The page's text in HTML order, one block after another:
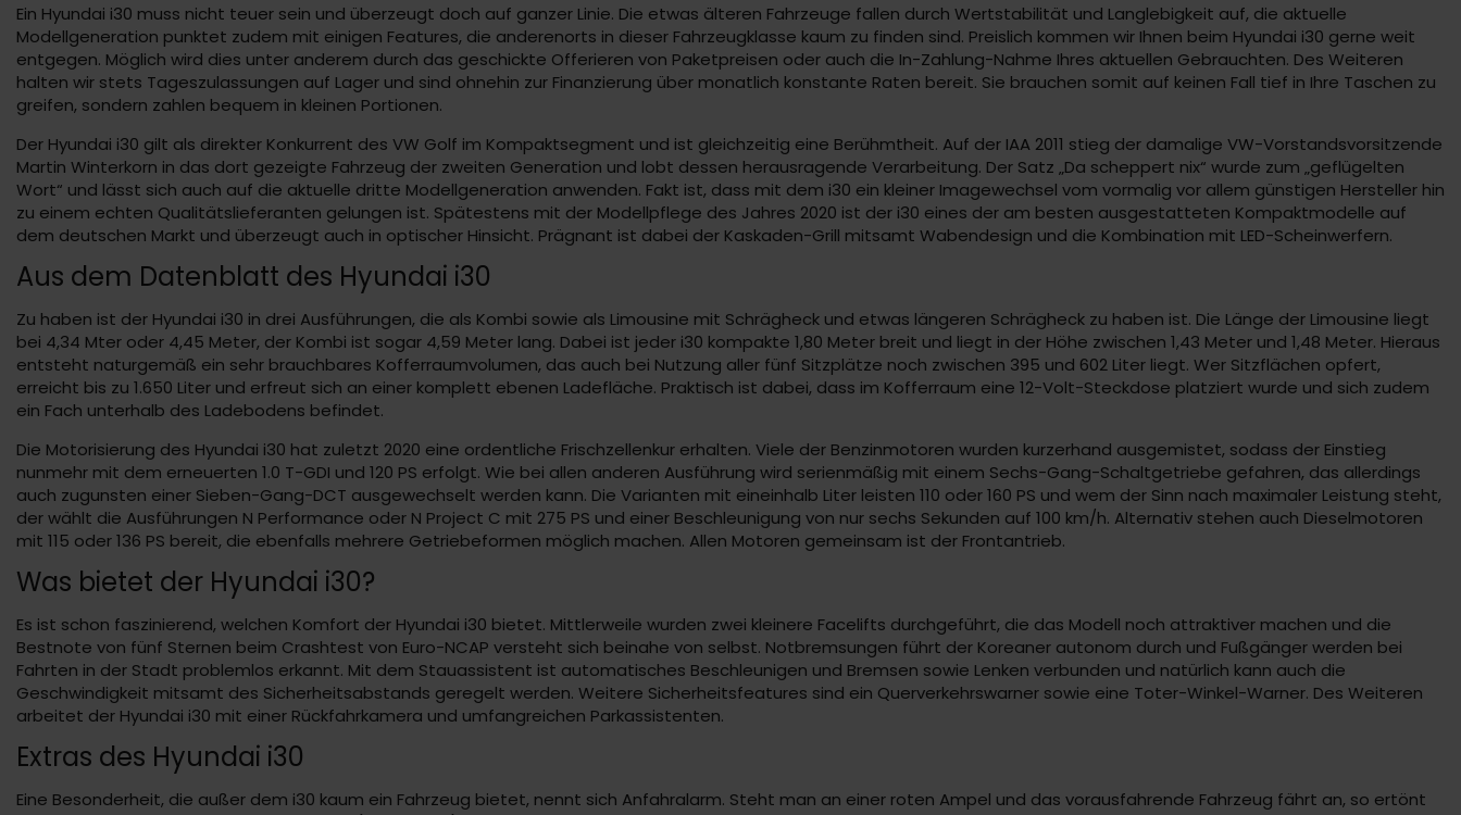
Ein Hyundai i30 muss nicht teuer sein und überzeugt doch auf ganzer Linie. Die etwas älteren Fahrzeuge fallen durch Wertstabilität und Langlebigkeit auf, die aktuelle
Modellgeneration punktet zudem mit einigen Features, die anderenorts in dieser Fahrzeugklasse kaum zu finden sind. Preislich kommen wir Ihnen beim Hyundai i30 gerne weit
entgegen. Möglich wird dies unter anderem durch das geschickte Offerieren von Paketpreisen oder auch die In-Zahlung-Nahme Ihres aktuellen Gebrauchten. Des Weiteren
halten wir stets Tageszulassungen auf Lager und sind ohnehin zur Finanzierung über monatlich konstante Raten bereit. Sie brauchen somit auf keinen Fall tief in Ihre Taschen zu
greifen, sondern zahlen bequem in kleinen Portionen.
Der Hyundai i30 gilt als direkter Konkurrent des VW Golf im Kompaktsegment und ist gleichzeitig eine Berühmtheit. Auf der IAA 2011 stieg der damalige VW-Vorstandsvorsitzende
Martin Winterkorn in das dort gezeigte Fahrzeug der zweiten Generation und lobt dessen herausragende Verarbeitung. Der Satz „Da scheppert nix“ wurde zum „geflügelten
Wort“ und lässt sich auch auf die aktuelle dritte Modellgeneration anwenden. Fakt ist, dass mit dem i30 ein kleiner Imagewechsel vom vormalig vor allem günstigen Hersteller hin
zu einem echten Qualitätslieferanten gelungen ist. Spätestens mit der Modellpflege des Jahres 2020 ist der i30 eines der am besten ausgestatteten Kompaktmodelle auf
dem deutschen Markt und überzeugt auch in optischer Hinsicht. Prägnant ist dabei der Kaskaden-Grill mitsamt Wabendesign und die Kombination mit LED-Scheinwerfern.
Aus dem Datenblatt des Hyundai i30
Zu haben ist der Hyundai i30 in drei Ausführungen, die als Kombi sowie als Limousine mit Schrägheck und etwas längeren Schrägheck zu haben ist. Die Länge der Limousine liegt
bei 4,34 Mter oder 4,45 Meter, der Kombi ist sogar 4,59 Meter lang. Dabei ist jeder i30 kompakte 1,80 Meter breit und liegt in der Höhe zwischen 1,43 Meter und 1,48 Meter. Hieraus
entsteht naturgemäß ein sehr brauchbares Kofferraumvolumen, das auch bei Nutzung aller fünf Sitzplätze noch zwischen 395 und 602 Liter liegt. Wer Sitzflächen opfert,
erreicht bis zu 1.650 Liter und erfreut sich an einer komplett ebenen Ladefläche. Praktisch ist dabei, dass im Kofferraum eine 12-Volt-Steckdose platziert wurde und sich zudem
ein Fach unterhalb des Ladebodens befindet.
Die Motorisierung des Hyundai i30 hat zuletzt 2020 eine ordentliche Frischzellenkur erhalten. Viele der Benzinmotoren wurden kurzerhand ausgemistet, sodass der Einstieg
nunmehr mit dem erneuerten 1.0 T-GDI und 120 PS erfolgt. Wie bei allen anderen Ausführung wird serienmäßig mit einem Sechs-Gang-Schaltgetriebe gefahren, das allerdings
auch zugunsten einer Sieben-Gang-DCT ausgewechselt werden kann. Die Varianten mit eineinhalb Liter leisten 110 oder 160 PS und wem der Sinn nach maximaler Leistung steht,
der wählt die Ausführungen N Performance oder N Project C mit 275 PS und einer Beschleunigung von nur sechs Sekunden auf 100 km/h. Alternativ stehen auch Dieselmotoren
mit 115 oder 136 PS bereit, die ebenfalls mehrere Getriebeformen möglich machen. Allen Motoren gemeinsam ist der Frontantrieb.
Was bietet der Hyundai i30?
Es ist schon faszinierend, welchen Komfort der Hyundai i30 bietet. Mittlerweile wurden zwei kleinere Facelifts durchgeführt, die das Modell noch attraktiver machen und die
Bestnote von fünf Sternen beim Crashtest von Euro-NCAP versteht sich beinahe von selbst. Notbremsungen führt der Koreaner autonom durch und Fußgänger werden bei
Fahrten in der Stadt problemlos erkannt. Mit dem Stauassistent ist automatisches Beschleunigen und Bremsen sowie Lenken verbunden und natürlich kann auch die
Geschwindigkeit mitsamt des Sicherheitsabstands geregelt werden. Weitere Sicherheitsfeatures sind ein Querverkehrswarner sowie eine Toter-Winkel-Warner. Des Weiteren
arbeitet der Hyundai i30 mit einer Rückfahrkamera und umfangreichen Parkassistenten.
Extras des Hyundai i30
Eine Besonderheit, die außer dem i30 kaum ein Fahrzeug bietet, nennt sich Anfahralarm. Steht man an einer roten Ampel und das vorausfahrende Fahrzeug fährt an, so ertönt